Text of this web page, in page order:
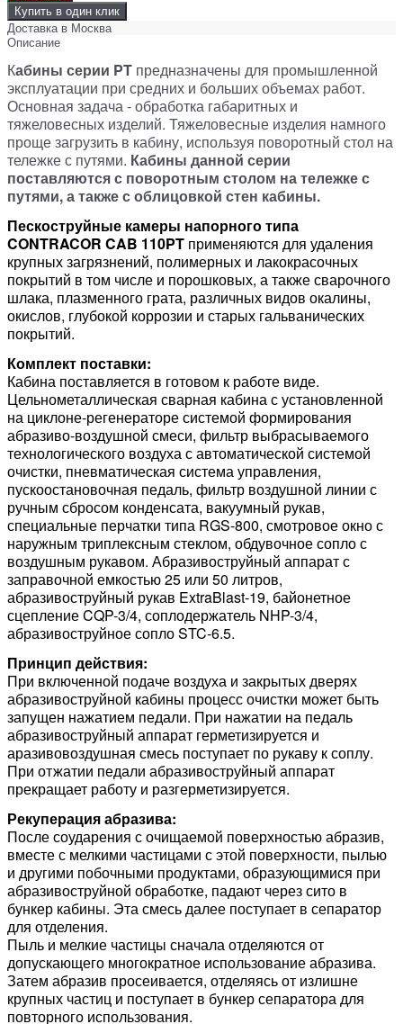
Купить в один клик
Доставка в Москва
Описание
Кабины серии PT предназначены для промышленной
эксплуатации при средних и больших объемах работ.
Основная задача - обработка габаритных и
тяжеловесных изделий. Тяжеловесные изделия намного
проще загрузить в кабину, используя поворотный стол на
тележке с путями. Кабины данной серии
поставляются с поворотным столом на тележке с
путями, а также с облицовкой стен кабины.
Пескоструйные камеры напорного типа
CONTRACOR CAB 110PT применяются для удаления
крупных загрязнений, полимерных и лакокрасочных
покрытий в том числе и порошковых, а также сварочного
шлака, плазменного грата, различных видов окалины,
окислов, глубокой коррозии и старых гальванических
покрытий.
Комплект поставки:
Кабина поставляется в готовом к работе виде.
Цельнометаллическая сварная кабина с установленной
на циклоне-регенераторе системой формирования
абразиво-воздушной смеси, фильтр выбрасываемого
технологического воздуха с автоматической системой
очистки, пневматическая система управления,
пускоостановочная педаль, фильтр воздушной линии с
ручным сбросом конденсата, вакуумный рукав,
специальные перчатки типа RGS-800, смотровое окно с
наружным триплексным стеклом, обдувочное сопло с
воздушным рукавом. Абразивоструйный аппарат с
заправочной емкостью 25 или 50 литров,
абразивоструйный рукав ExtraBlast-19, байонетное
сцепление CQP-3/4, соплодержатель NHP-3/4,
абразивоструйное сопло STC-6.5.
Принцип действия:
При включенной подаче воздуха и закрытых дверях
абразивоструйной кабины процесс очистки может быть
запущен нажатием педали. При нажатии на педаль
абразивоструйный аппарат герметизируется и
аразивовоздушная смесь поступает по рукаву к соплу.
При отжатии педали абразивоструйный аппарат
прекращает работу и разгерметизируется.
Рекуперация абразива:
После соударения с очищаемой поверхностью абразив,
вместе с мелкими частицами с этой поверхности, пылью
и другими побочными продуктами, образующимися при
абразивоструйной обработке, падают через сито в
бункер кабины. Эта смесь далее поступает в сепаратор
для отделения.
Пыль и мелкие частицы сначала отделяются от
допускающего многократное использование абразива.
Затем абразив просеивается, отделяясь от излишне
крупных частиц и поступает в бункер сепаратора для
повторного использования.